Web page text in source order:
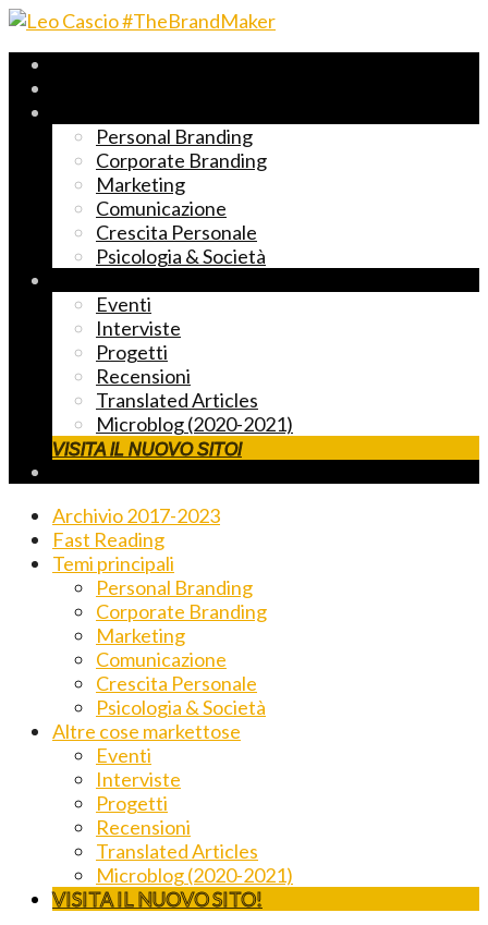
Personal Branding
Corporate Branding
Marketing
Comunicazione
Crescita Personale
Psicologia & Società
Eventi
Interviste
Progetti
Recensioni
Translated Articles
Microblog (2020-2021)
VISITA IL NUOVO SITO!
Archivio 2017-2023
Fast Reading
Temi principali
Personal Branding
Corporate Branding
Marketing
Comunicazione
Crescita Personale
Psicologia & Società
Altre cose markettose
Eventi
Interviste
Progetti
Recensioni
Translated Articles
Microblog (2020-2021)
VISITA IL NUOVO SITO!